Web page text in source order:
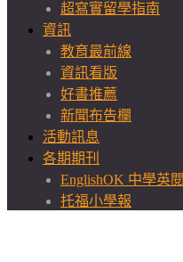
超寫實留學指南
資訊
教育最前線
資訊看版
好書推薦
新聞布告欄
活動訊息
各期期刊
EnglishOK 中學英
托福小學報